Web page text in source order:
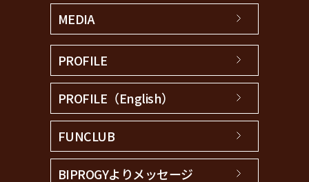
MEDIA
PROFILE
PROFILE（English）
FUNCLUB
BIPROGYよりメッセージ